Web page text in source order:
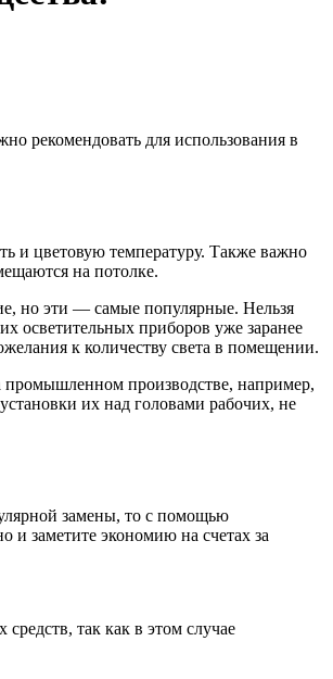
рекомендовать для использования в
и цветовую температуру. Также важно
на потолке.
но эти — самые популярные. Нельзя
осветительных приборов уже заранее
к количеству света в помещении.
промышленном производстве, например,
их над головами рабочих, не
замены, то с помощью
и заметите экономию на счетах за
так как в этом случае